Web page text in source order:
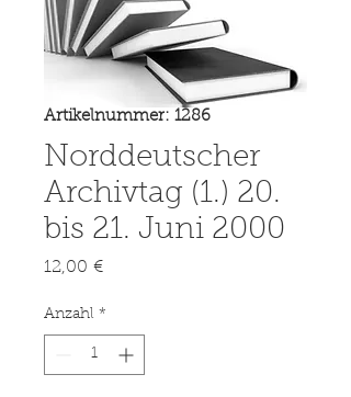
Artikelnummer: 1286
Norddeutscher
Archivtag (1.) 20.
bis 21. Juni 2000
12,00 €Preis
Anzahl *